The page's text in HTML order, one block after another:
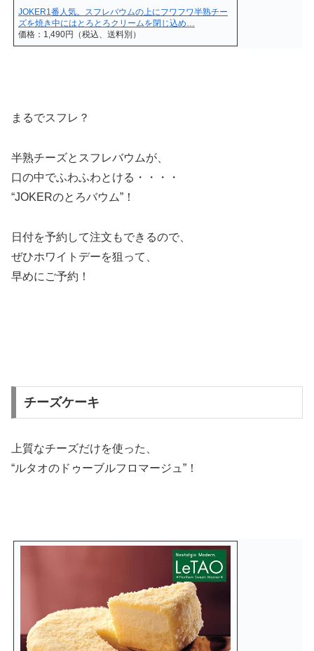
JOKER1番人気。スフレバウムの上にフワフワ半熟チー
ズを焼き中にはとろとろクリームを閉じ込め…
価格：1,490円（税込、送料別）
まるでスフレ？
半熟チーズとスフレバウムが、
口の中でふわふわとける・・・・
“JOKERのとろバウム” ！
日付を予約して注文もできるので、
ぜひホワイトデーを狙って、
早めにご予約！
チーズケーキ
上質なチーズだけを使った、
“ルタオのドゥーブルフロマージュ”！